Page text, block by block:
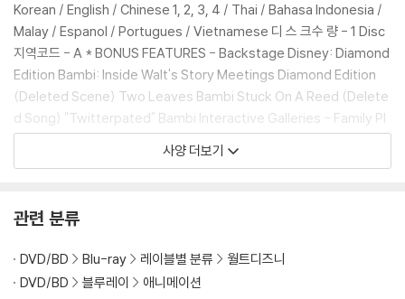
DVD/ Blu-ray 구매시 참고 사항 안내드립니다.
※ 4K블루레이, 3D 블루레이 재생 관련 안내
1) 4K UHD 디스크는 대용량의 데이터 전송이 필요하므로 4K전용 플레
이어를 사용하셔야 합니다. 더불어 플레이어 소프트웨어 최신 버전의 업데
이트, 대용량 케이블 사용이 필수입니다.
2) 3D 블루레이는 전용 플레이어와 3D 지원 TV를 통해서만 재생 가능합
1) 제작/배송 과정에서 경미한 아웃케이스 주름, 모서리 눌림 및 갈라짐이
다.
2) 스틸북 케이스 제작 과정에서 기포 혹은 경미한 인쇄 오류가 발생할 수
Korean / English / Chinese 1, 2, 3, 4 / Thai / Bahasa Indonesia /
Malay / Espanol / Portugues / Vietnamese 디 스 크수 량 - 1 Disc
지역코드 - A * BONUS FEATURES - Backstage Disney: Diamond
Edition Bambi: Inside Walt's Story Meetings Diamond Edition
(Deleted Scene) Two Leaves Bambi Stuck On A Reed (Delete
d Song) "Twitterpated" Bambi Interactive Galleries - Family Pl
ay: Games & Activities Disney's Big Book Of Knowledge: Bam
bi Edition - Classic DVD Bonus Features Winter Grass Bambi's
hort (1937) Original Theatrical Trailer (1942) - Sneak Peeks
사양 더보기
관련 분류
DVD/BD Blu-ray 레이블별 분류
월트디즈니
DVD/BD
블루레이 애니메이션